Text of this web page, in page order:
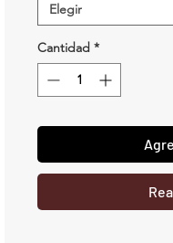
Elegir
Cantidad *